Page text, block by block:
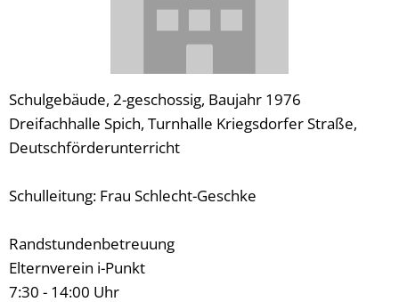
Schulgebäude, 2-geschossig, Baujahr 1976
Dreifachhalle Spich, Turnhalle Kriegsdorfer Straße,
Deutschförderunterricht
Schulleitung: Frau Schlecht-Geschke
Randstundenbetreuung
Elternverein i-Punkt
7:30 - 14:00 Uhr